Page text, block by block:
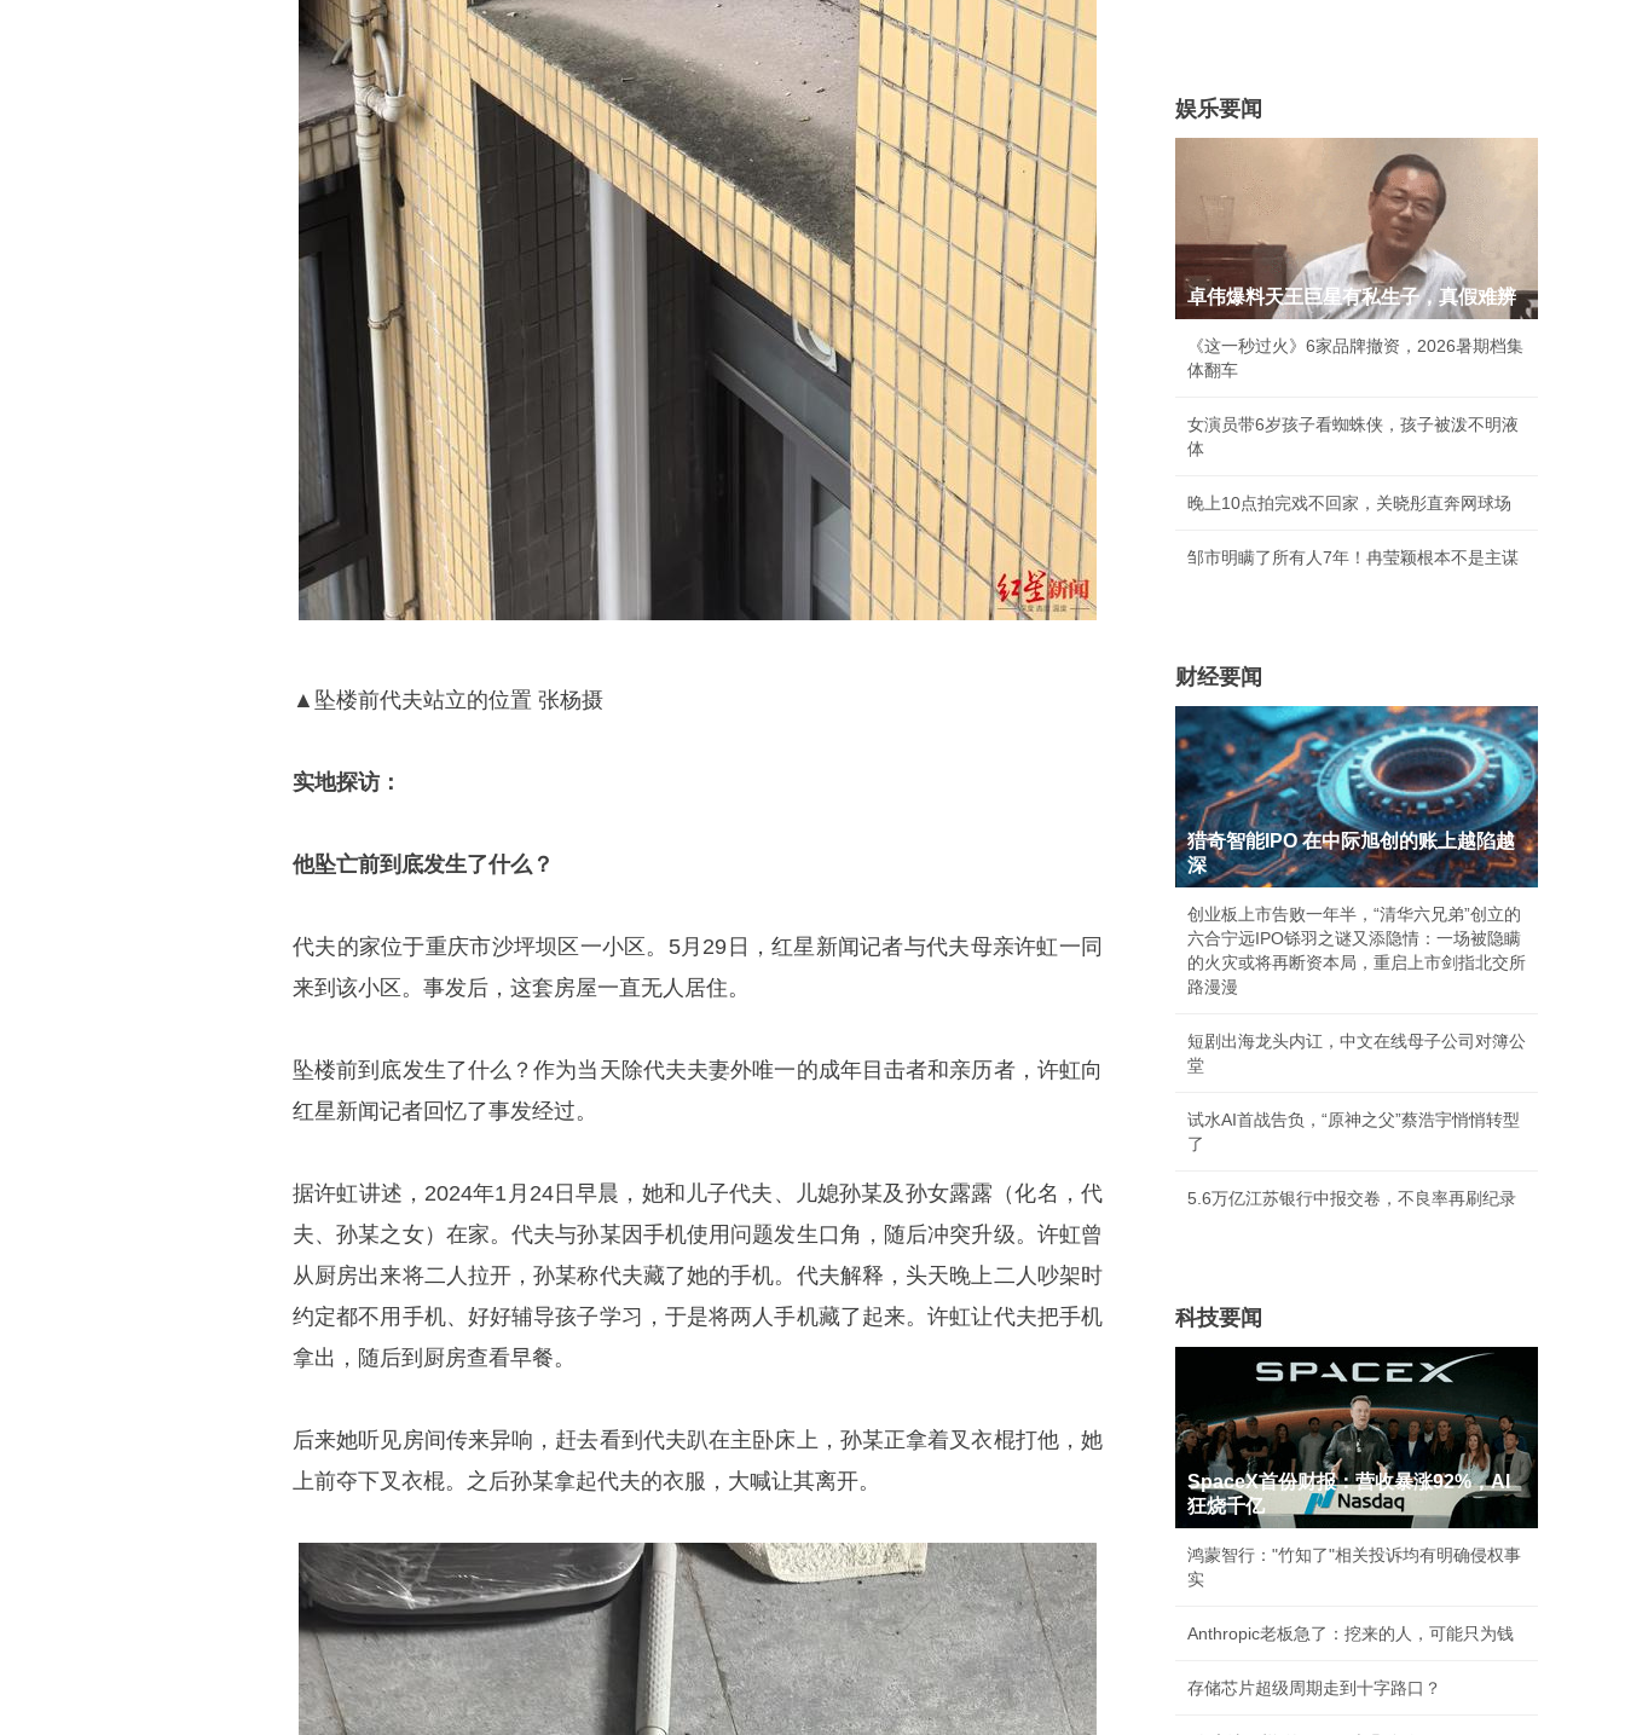
▲坠楼前代夫站立的位置 张杨摄
实地探访：
他坠亡前到底发生了什么？
代夫的家位于重庆市沙坪坝区一小区。5月29日，红星新闻记者与代夫母亲许虹一同
来到该小区。事发后，这套房屋一直无人居住。
坠楼前到底发生了什么？作为当天除代夫夫妻外唯一的成年目击者和亲历者，许虹向
红星新闻记者回忆了事发经过。
据许虹讲述，2024年1月24日早晨，她和儿子代夫、儿媳孙某及孙女露露（化名，代
夫、孙某之女）在家。代夫与孙某因手机使用问题发生口角，随后冲突升级。许虹曾
从厨房出来将二人拉开，孙某称代夫藏了她的手机。代夫解释，头天晚上二人吵架时
约定都不用手机、好好辅导孩子学习，于是将两人手机藏了起来。许虹让代夫把手机
拿出，随后到厨房查看早餐。
后来她听见房间传来异响，赶去看到代夫趴在主卧床上，孙某正拿着叉衣棍打他，她
上前夺下叉衣棍。之后孙某拿起代夫的衣服，大喊让其离开。
娱乐要闻
卓伟爆料天王巨星有私生子，真假难辨
《这一秒过火》6家品牌撤资，2026暑期档集
体翻车
女演员带6岁孩子看蜘蛛侠，孩子被泼不明液
体
晚上10点拍完戏不回家，关晓彤直奔网球场
邹市明瞒了所有人7年！冉莹颖根本不是主谋
财经要闻
猎奇智能IPO 在中际旭创的账上越陷越
深
创业板上市告败一年半，“清华六兄弟”创立的
六合宁远IPO铩羽之谜又添隐情：一场被隐瞒
的火灾或将再断资本局，重启上市剑指北交所
路漫漫
短剧出海龙头内讧，中文在线母子公司对簿公
堂
试水AI首战告负，“原神之父”蔡浩宇悄悄转型
了
5.6万亿江苏银行中报交卷，不良率再刷纪录
科技要闻
SpaceX首份财报：营收暴涨92%，AI
狂烧千亿
鸿蒙智行："竹知了"相关投诉均有明确侵权事
实
Anthropic老板急了：挖来的人，可能只为钱
存储芯片超级周期走到十字路口？